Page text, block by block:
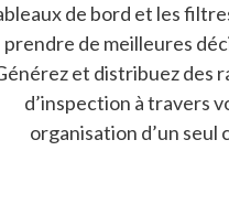
de bord et les
prendre de meilleures
et distribuez des
d’inspection à travers
organisation d’un seul